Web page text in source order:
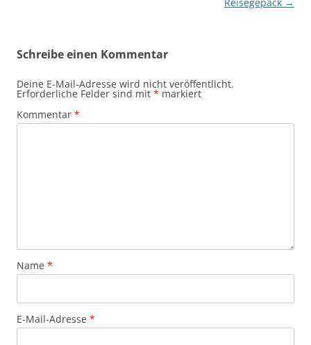
Schreibe einen Kommentar
Deine E-Mail-Adresse wird nicht veröffentlicht.
Erforderliche Felder sind mit * markiert
Kommentar *
Name *
E-Mail-Adresse *